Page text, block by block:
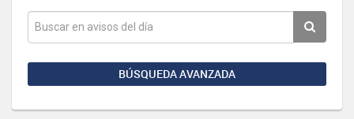
BÚSQUEDA AVANZADA